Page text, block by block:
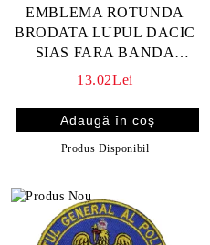
EMBLEMA ROTUNDA
BRODATA LUPUL DACIC
SIAS FARA BANDA
VELCRO
13.02Lei
Produs Disponibil